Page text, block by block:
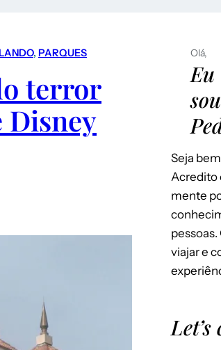
, PARQUES
terror
Disney
Olá,
Eu
Seja
Acredito
mente
viajar e